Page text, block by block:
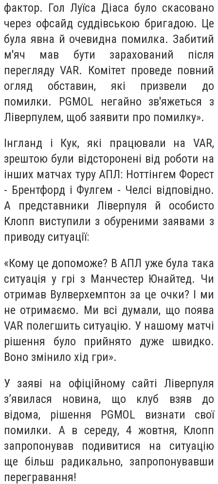
фактор. Гол Луїса Діаса було скасовано
через офсайд суддівською бригадою. Це
була явна й очевидна помилка. Забитий
м'яч мав бути зарахований після
перегляду VAR. Комітет проведе повний
огляд обставин, які призвели до
помилки. PGMOL негайно зв'яжеться з
Ліверпулем, щоб заявити про помилку».
Інгланд і Кук, які працювали на VAR,
зрештою були відсторонені від роботи на
інших матчах туру АПЛ: Ноттінгем Форест
- Брентфорд і Фулгем - Челсі відповідно.
А представники Ліверпуля й особисто
Клопп виступили з обуреними заявами з
приводу ситуації:
«Кому це допоможе? В АПЛ уже була така
ситуація у грі з Манчестер Юнайтед. Чи
отримав Вулверхемптон за це очки? І ми
не отримаємо. Ми всі думали, що поява
VAR полегшить ситуацію. У нашому матчі
рішення було прийнято дуже швидко.
Воно змінило хід гри».
У заяві на офіційному сайті Ліверпуля
з’явилася новина, що клуб взяв до
відома, рішення PGMOL визнати свої
помилки. А в середу, 4 жовтня, Клопп
запропонував подивитися на ситуацію
ще більш радикально, запропонувавши
перегравання!